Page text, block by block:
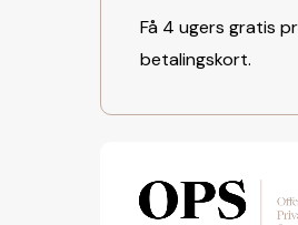
Få 4 ugers gratis
betalingskort.